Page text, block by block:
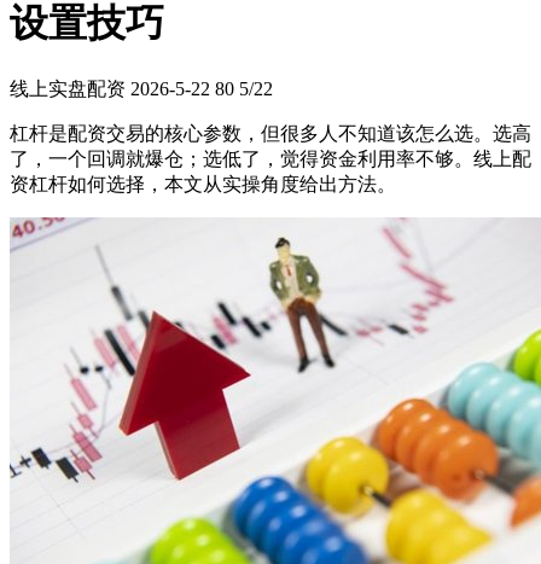
设置技巧
线上实盘配资 2026-5-22 80 5/22
杠杆是配资交易的核心参数，但很多人不知道该怎么选。选高
了，一个回调就爆仓；选低了，觉得资金利用率不够。线上配
资杠杆如何选择，本文从实操角度给出方法。